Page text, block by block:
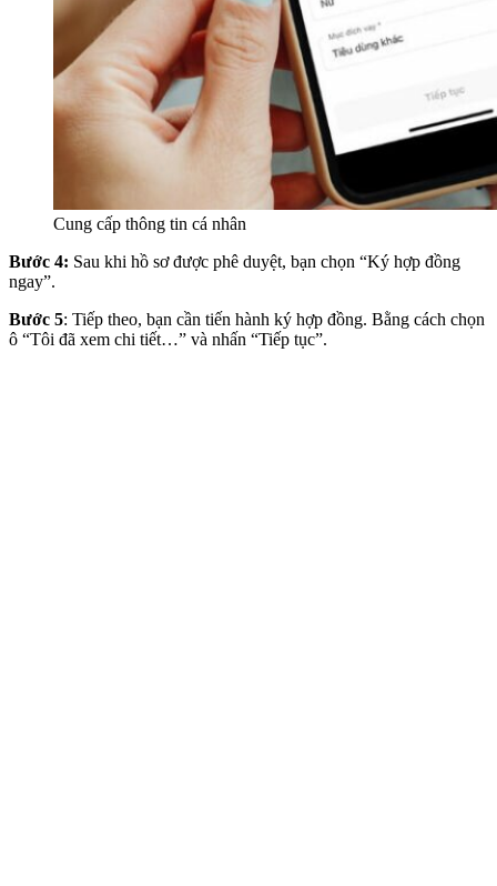
Cung cấp thông tin cá nhân
Bước 4: Sau khi hồ sơ được phê duyệt, bạn chọn “Ký hợp đồng
ngay”.
Bước 5: Tiếp theo, bạn cần tiến hành ký hợp đồng. Bằng cách chọn
ô “Tôi đã xem chi tiết…” và nhấn “Tiếp tục”.